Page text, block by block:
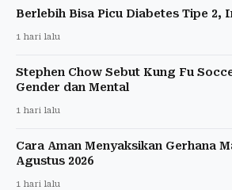
Berlebih Bisa Picu Diabetes Tipe 2,
1 hari lalu
Stephen Chow Sebut Kung Fu
Gender dan Mental
1 hari lalu
Cara Aman Menyaksikan Gerhana
Agustus 2026
1 hari lalu